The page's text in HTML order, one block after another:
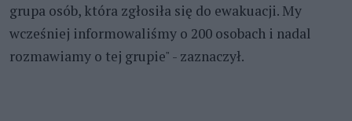
grupa osób, która zgłosiła się do ewakuacji. My
wcześniej informowaliśmy o 200 osobach i nadal
rozmawiamy o tej grupie" - zaznaczył.